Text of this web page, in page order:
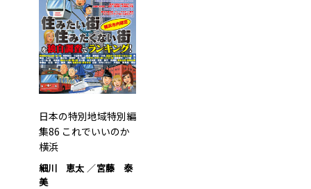
日本の特別地域特別編
集86 これでいいのか
横浜
細川 恵太
宮藤 泰
美